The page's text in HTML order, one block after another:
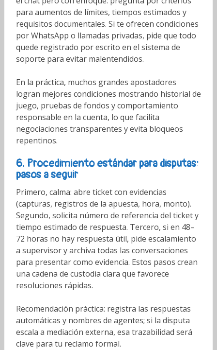
para aumentos de límites, tiempos estimados y
requisitos documentales. Si te ofrecen condiciones
por WhatsApp o llamadas privadas, pide que todo
quede registrado por escrito en el sistema de
soporte para evitar malentendidos.
En la práctica, muchos grandes apostadores
logran mejores condiciones mostrando historial de
juego, pruebas de fondos y comportamiento
responsable en la cuenta, lo que facilita
negociaciones transparentes y evita bloqueos
repentinos.
6. Procedimiento estándar para disputas:
pasos a seguir
Primero, calma: abre ticket con evidencias
(capturas, registros de la apuesta, hora, monto).
Segundo, solicita número de referencia del ticket y
tiempo estimado de respuesta. Tercero, si en 48–
72 horas no hay respuesta útil, pide escalamiento
a supervisor y archiva todas las conversaciones
para presentar como evidencia. Estos pasos crean
una cadena de custodia clara que favorece
resoluciones rápidas.
Recomendación práctica: registra las respuestas
automáticas y nombres de agentes; si la disputa
escala a mediación externa, esa trazabilidad será
clave para tu reclamo formal.